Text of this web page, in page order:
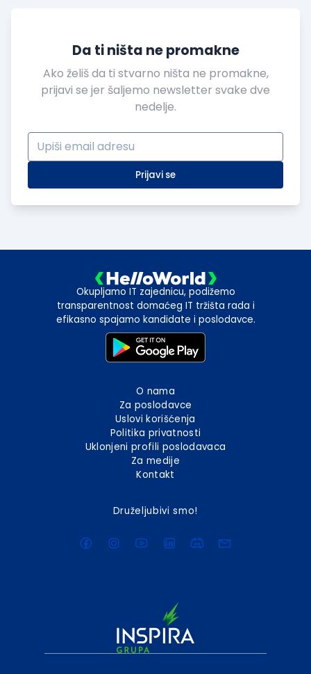
Da ti ništa ne promakne
Ako želiš da ti stvarno ništa ne promakne,
prijavi se jer šaljemo newsletter svake dve
nedelje.
Prijavi se
Okupljamo IT zajednicu, podižemo
transparentnost domaćeg IT tržišta rada i
efikasno spajamo kandidate i poslodavce.
O nama
Za poslodavce
Uslovi korišćenja
Politika privatnosti
Uklonjeni profili poslodavaca
Za medije
Kontakt
Druželjubivi smo!